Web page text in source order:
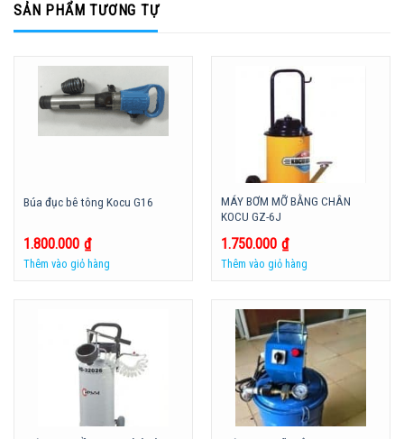
SẢN PHẨM TƯƠNG TỰ
Búa đục bê tông Kocu G16
1.800.000 ₫
Thêm vào giỏ hàng
MÁY BƠM MỠ BẰNG CHÂN
KOCU GZ-6J
1.750.000 ₫
Thêm vào giỏ hàng